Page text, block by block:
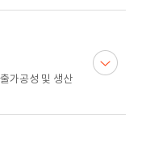
가공성 및 생산